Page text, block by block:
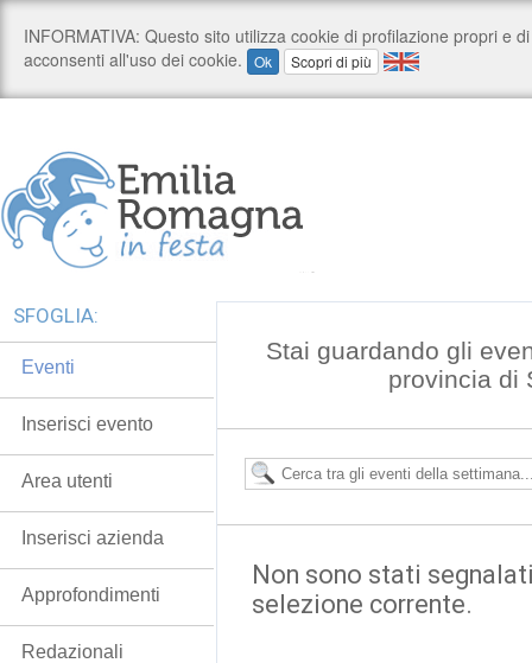
Stai guardando gli
provincia di
Non sono stati
selezione corrente.
SFOGLIA:
Eventi
Inserisci evento
Area utenti
Inserisci azienda
Approfondimenti
Redazionali